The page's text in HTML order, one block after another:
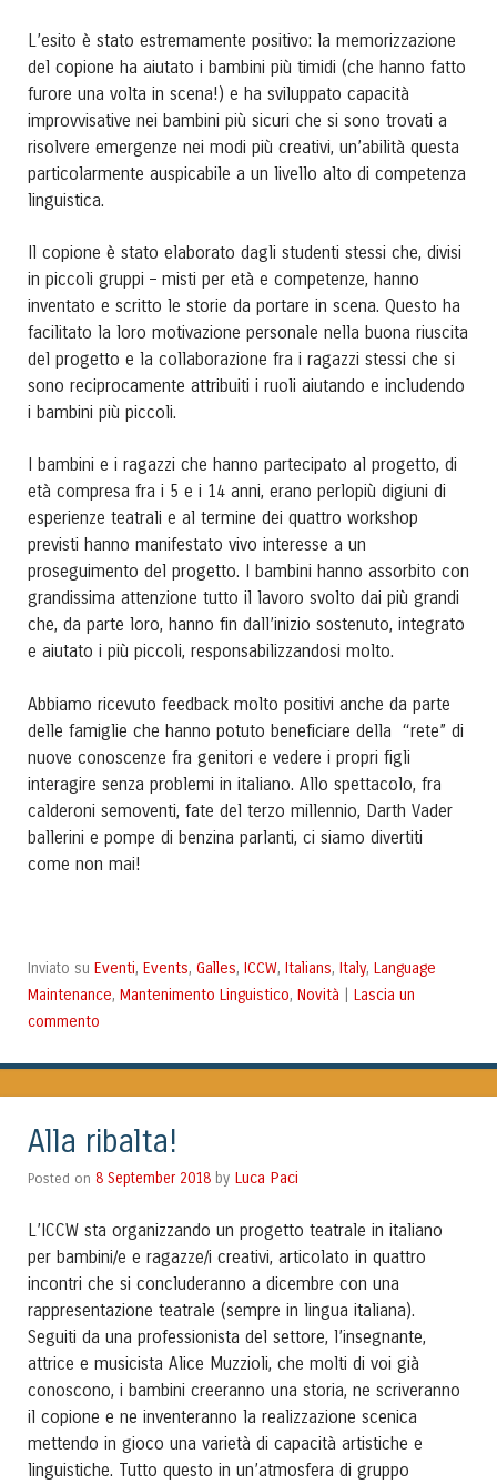
L’esito è stato estremamente positivo: la memorizzazione
del copione ha aiutato i bambini più timidi (che hanno fatto
furore una volta in scena!) e ha sviluppato capacità
improvvisative nei bambini più sicuri che si sono trovati a
risolvere emergenze nei modi più creativi, un’abilità questa
particolarmente auspicabile a un livello alto di competenza
linguistica.
Il copione è stato elaborato dagli studenti stessi che, divisi
in piccoli gruppi – misti per età e competenze, hanno
inventato e scritto le storie da portare in scena. Questo ha
facilitato la loro motivazione personale nella buona riuscita
del progetto e la collaborazione fra i ragazzi stessi che si
sono reciprocamente attribuiti i ruoli aiutando e includendo
i bambini più piccoli.
I bambini e i ragazzi che hanno partecipato al progetto, di
età compresa fra i 5 e i 14 anni, erano perlopiù digiuni di
esperienze teatrali e al termine dei quattro workshop
previsti hanno manifestato vivo interesse a un
proseguimento del progetto. I bambini hanno assorbito con
grandissima attenzione tutto il lavoro svolto dai più grandi
che, da parte loro, hanno fin dall’inizio sostenuto, integrato
e aiutato i più piccoli, responsabilizzandosi molto.
Abbiamo ricevuto feedback molto positivi anche da parte
delle famiglie che hanno potuto beneficiare della “rete” di
nuove conoscenze fra genitori e vedere i propri figli
interagire senza problemi in italiano. Allo spettacolo, fra
calderoni semoventi, fate del terzo millennio, Darth Vader
ballerini e pompe di benzina parlanti, ci siamo divertiti
come non mai!
Inviato su Eventi, Events, Galles, ICCW, Italians, Italy, Language
Maintenance, Mantenimento Linguistico, Novità
Lascia un
commento
Alla ribalta!
Posted on 8 September 2018 by Luca Paci
L’ICCW sta organizzando un progetto teatrale in italiano
per bambini/e e ragazze/i creativi, articolato in quattro
incontri che si concluderanno a dicembre con una
rappresentazione teatrale (sempre in lingua italiana).
Seguiti da una professionista del settore, l’insegnante,
attrice e musicista Alice Muzzioli, che molti di voi già
conoscono, i bambini creeranno una storia, ne scriveranno
il copione e ne inventeranno la realizzazione scenica
mettendo in gioco una varietà di capacità artistiche e
linguistiche. Tutto questo in un’atmosfera di gruppo